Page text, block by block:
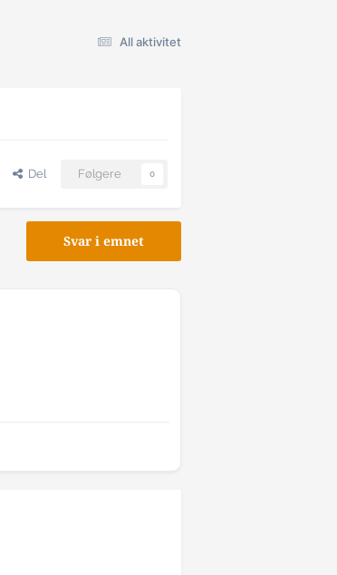
All aktivitet
Del Følgere 0
Svar i emnet